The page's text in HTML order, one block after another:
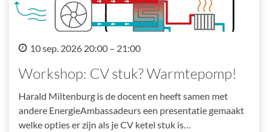
10 sep. 2026 20:00 – 21:00
Workshop: CV stuk? Warmtepomp!
Harald Miltenburg is de docent en heeft samen met
andere EnergieAmbassadeurs een presentatie gemaakt
welke opties er zijn als je CV ketel stuk is…